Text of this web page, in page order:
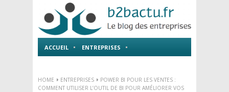
ACCUEIL ENTREPRISES
HOME ENTREPRISES
POWER BI POUR LES VENTES :
COMMENT UTILISER L’OUTIL DE BI POUR AMÉLIORER VOS